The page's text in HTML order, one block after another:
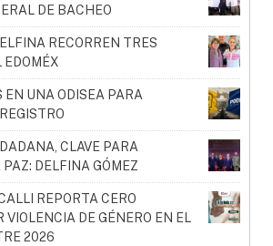
DE BACHEO
RECORREN TRES
EDOMÉX
EN UNA ODISEA PARA
CLAVE PARA
DELFINA GÓMEZ
REPORTA CERO
VIOLENCIA DE GÉNERO EN EL
2026